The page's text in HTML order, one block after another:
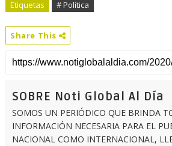
Etiquetas # Política
Share This
SOBRE Noti Global Al Día
SOMOS UN PERIÓDICO QUE BRINDA
INFORMACIÓN NECESARIA PARA EL
NACIONAL COMO INTERNACIONAL,